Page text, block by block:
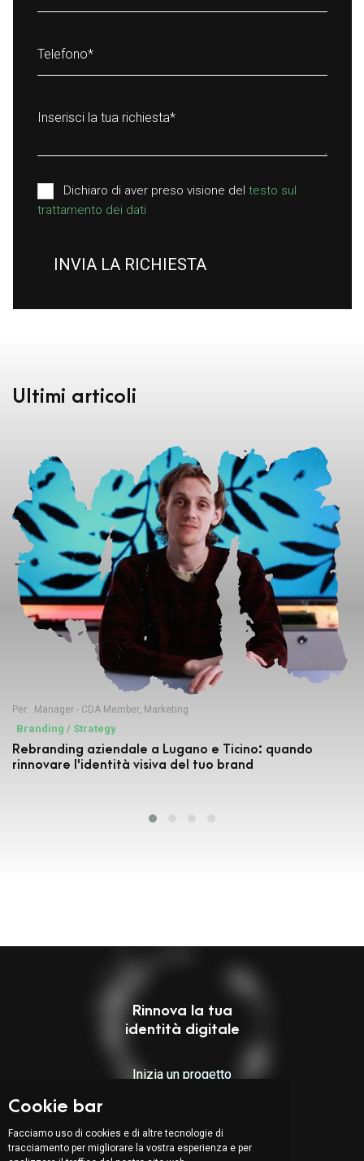
Telefono*
Inserisci la tua richiesta*
Dichiaro di aver preso visione del testo sul
trattamento dei dati
INVIA LA RICHIESTA
Ultimi articoli
Per: Manager - CDA Member, Marketing
Branding / Strategy
Rebranding aziendale a Lugano e Ticino: quando
rinnovare l'identità visiva del tuo brand
Rinnova la tua
identità digitale
Inizia un progetto
Indirizzo:
Via Serafino Balestra 31
Cookie bar
Facciamo uso di cookies e di altre tecnologie di
tracciamento per migliorare la vostra esperienza e per